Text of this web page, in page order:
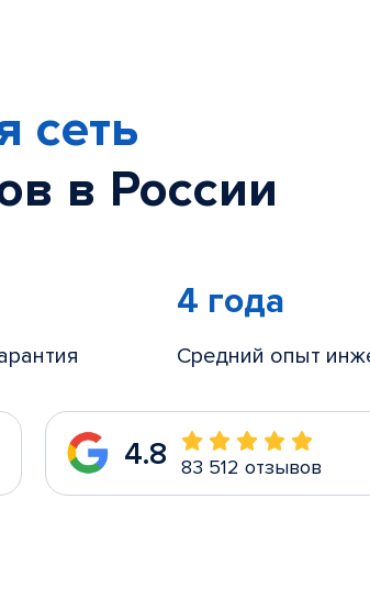
сеть
в России
4 года
Средний опыт
4.8 83 512 отзывов